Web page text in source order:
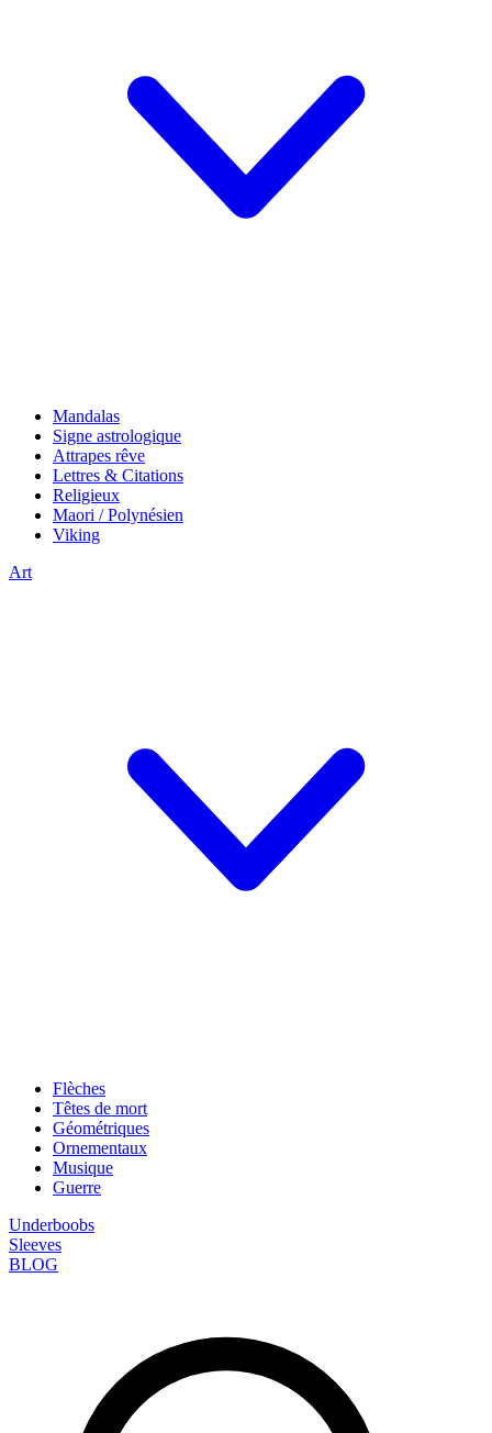
Mandalas
Signe astrologique
Attrapes rêve
Lettres & Citations
Religieux
Maori / Polynésien
Viking
Art
Flèches
Têtes de mort
Géométriques
Ornementaux
Musique
Guerre
Underboobs
Sleeves
BLOG